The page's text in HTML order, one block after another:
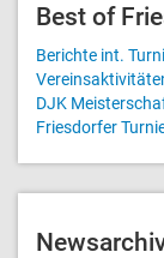
Best of
Berichte int.
DJK
Friesdorfer